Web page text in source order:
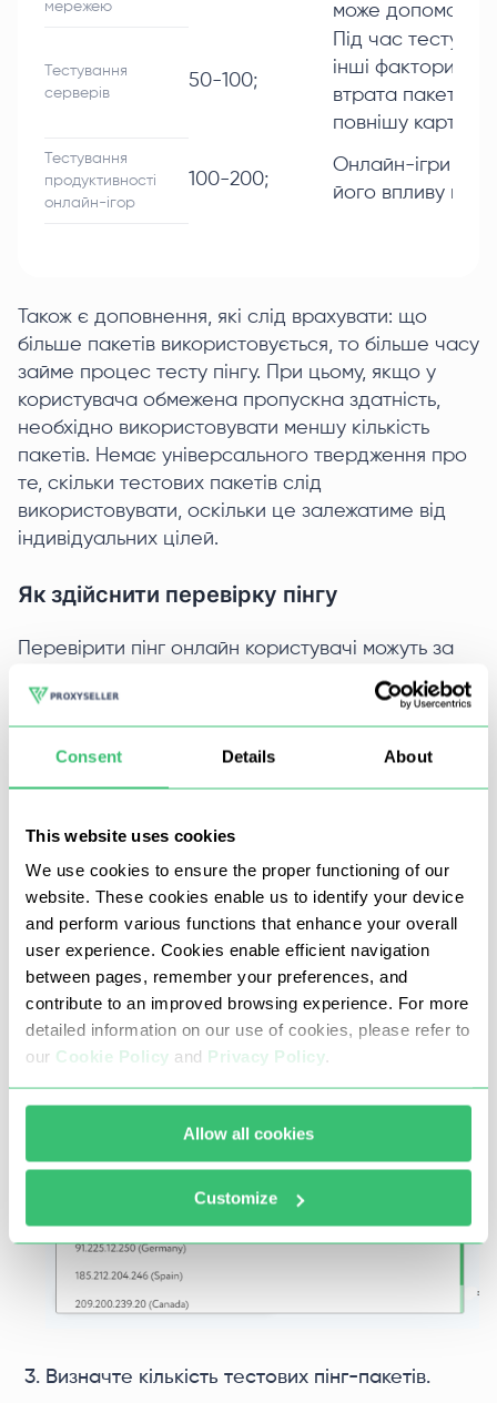
Consent Details About
This website uses cookies
We use cookies to ensure the proper functioning of our
website. These cookies enable us to identify your device
and perform various functions that enhance your overall
user experience. Cookies enable efficient navigation
between pages, remember your preferences, and
contribute to an improved browsing experience. For more
detailed information on our use of cookies, please refer to
our Cookie Policy and Privacy Policy.
Allow all cookies
Customize
мережею
може допомогти
Тестування
серверів
50-100;
Під час
інші фактори,
втрата пакетів.
повнішу картину
Тестування
продуктивності
онлайн-ігор
100-200;
Онлайн-ігри
його впливу на
Також є доповнення, які слід врахувати: що
більше пакетів використовується, то більше часу
займе процес тесту пінгу. При цьому, якщо у
користувача обмежена пропускна здатність,
необхідно використовувати меншу кількість
пакетів. Немає універсального твердження про
те, скільки тестових пакетів слід
використовувати, оскільки це залежатиме від
індивідуальних цілей.
Як здійснити перевірку пінгу
Перевірити пінг онлайн користувачі можуть за
допомогою спеціального сервісу нашого сайту
- "Пінг IP". Для цього необхідно виконати
наступні дії:
На сторінці пінг-чекера введіть IP-адресу
скористатися рядком "Paste my IP address".
Далі необхідно вибрати зі списку, що
випадає, сервер, з якого буде пінгуватися IP
Визначте кількість тестових пінг-пакетів.